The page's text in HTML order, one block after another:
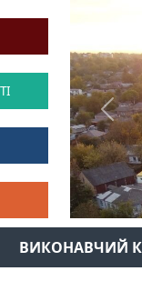
ВИКОНАВЧИЙ